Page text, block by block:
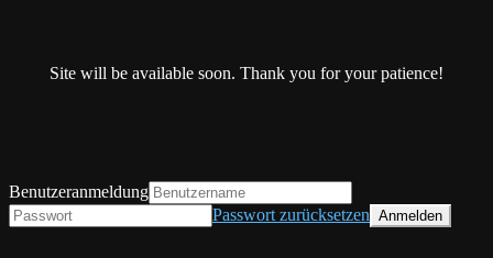
Site will be available soon. Thank you for your patience!
Benutzeranmeldung
Passwort zurücksetzen